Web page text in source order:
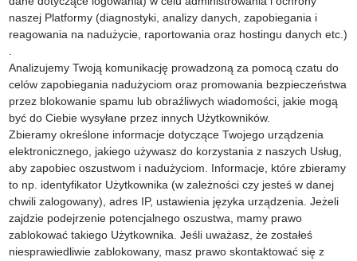
naszej Platformy (diagnostyki, analizy danych, zapobiegania i
reagowania na nadużycie, raportowania oraz hostingu danych etc.)
Analizujemy Twoją komunikację prowadzoną za pomocą czatu do
celów zapobiegania nadużyciom oraz promowania bezpieczeństwa
przez blokowanie spamu lub obraźliwych wiadomości, jakie mogą
być do Ciebie wysyłane przez innych Użytkowników.
Zbieramy określone informacje dotyczące Twojego urządzenia
elektronicznego, jakiego używasz do korzystania z naszych Usług,
aby zapobiec oszustwom i nadużyciom. Informacje, które zbieramy
to np. identyfikator Użytkownika (w zależności czy jesteś w danej
chwili zalogowany), adres IP, ustawienia języka urządzenia. Jeżeli
zajdzie podejrzenie potencjalnego oszustwa, mamy prawo
zablokować takiego Użytkownika. Jeśli uważasz, że zostałeś
niesprawiedliwie zablokowany, masz prawo skontaktować się z